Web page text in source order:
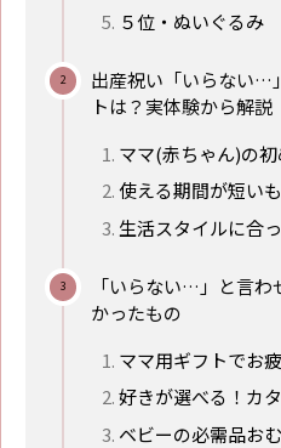
５位・ぬいぐるみ
出産祝い「いらない…
トは？実体験から解説
ママ(赤ちゃん)の
使える期間が短い
生活スタイルに合
「いらない…」と言
かったもの
ママ用ギフトでお
好きが選べる！カ
ベビーの必需品お